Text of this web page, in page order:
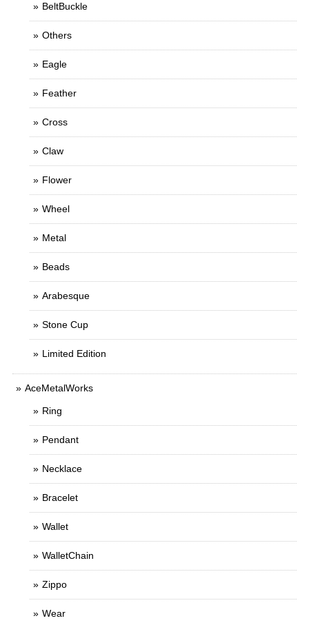
BeltBuckle
Others
Eagle
Feather
Cross
Claw
Flower
Wheel
Metal
Beads
Arabesque
Stone Cup
Limited Edition
AceMetalWorks
Ring
Pendant
Necklace
Bracelet
Wallet
WalletChain
Zippo
Wear